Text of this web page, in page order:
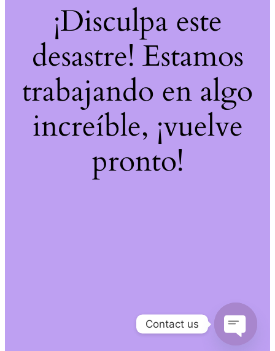
¡Disculpa este
desastre! Estamos
trabajando en algo
increíble, ¡vuelve
pronto!
Contact us